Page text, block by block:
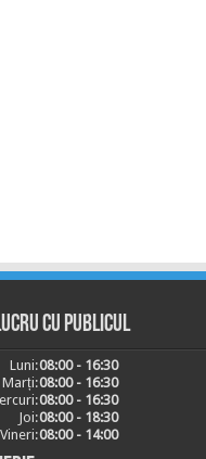
cu publicul
Luni:08:00 - 16:30
Marți:08:00 - 16:30
08:00 - 16:30
Joi:08:00 - 18:30
Vineri:08:00 - 14:00